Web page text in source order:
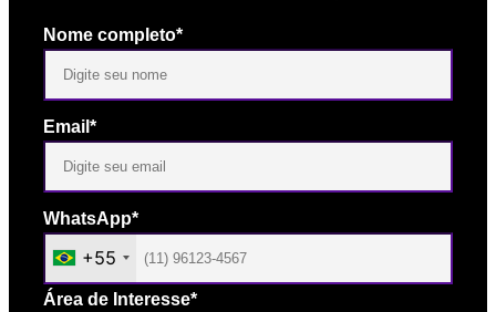
Nome completo*
Email*
WhatsApp*
+55
Área de Interesse*